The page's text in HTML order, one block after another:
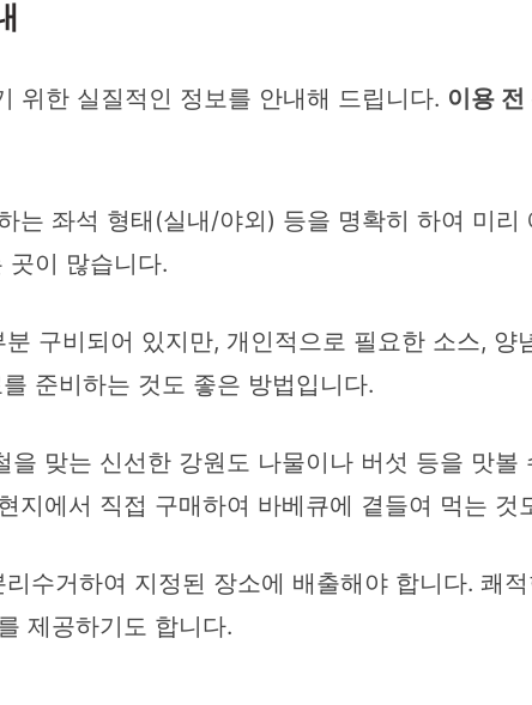
위한 실질적인 정보를 안내해 드립니다. 이용
는 좌석 형태(실내/야외) 등을 명확히 하여 미
곳이 많습니다.
구비되어 있지만, 개인적으로 필요한 소스,
준비하는 것도 좋은 방법입니다.
을 맞는 신선한 강원도 나물이나 버섯 등을 맛
지에서 직접 구매하여 바베큐에 곁들여 먹는 것
수거하여 지정된 장소에 배출해야 합니다. 쾌
제공하기도 합니다.